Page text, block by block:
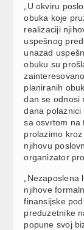
„U okviru
obuka koje
realizaciji
uspešnog
unazad
obuku su
planiranih
dan se odnosi
dana polaznici
sa osvrtom na
prolazimo
njihovu
organizator
njihove
finansijske
preduzetnike
popune svoj